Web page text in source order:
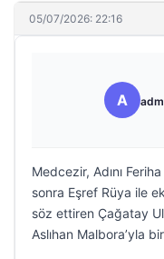
05/07/2026: 22:16
A
Medcezir, Adını
sonra Eşref Rüya ile
söz ettiren Çağatay
Aslıhan Malbora’yla